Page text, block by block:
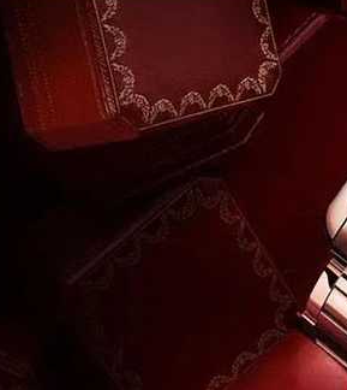
需提前预约）
字楼（鄂尔多斯大厦）23层2326室（需提前预约
室（需提前预约）
层01室（需提前预约）
需提前预约）
前预约）
前预约）
前预约）
提前预约）
提前预约）
提前预约）